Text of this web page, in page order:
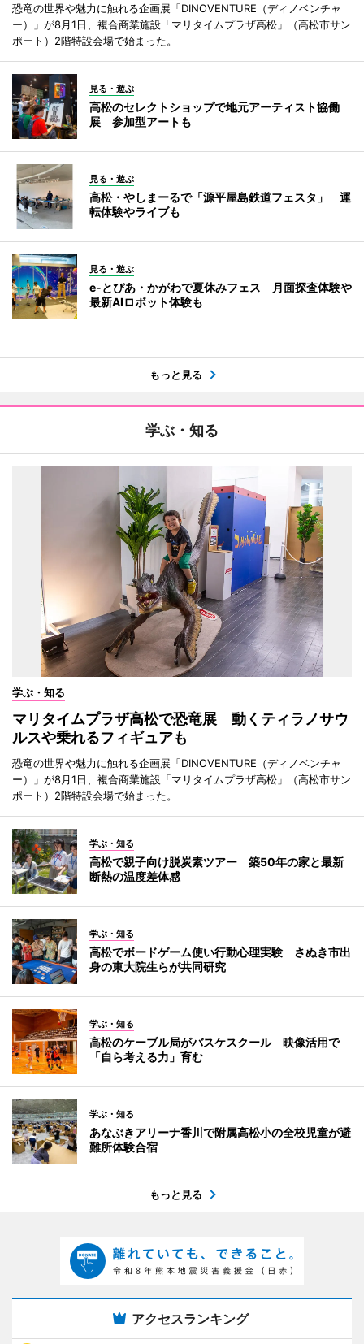
恐竜の世界や魅力に触れる企画展「DINOVENTURE（ディノベンチャ
ー）」が8月1日、複合商業施設「マリタイムプラザ高松」（高松市サン
ポート）2階特設会場で始まった。
見る・遊ぶ
高松のセレクトショップで地元アーティスト協働
展 参加型アートも
見る・遊ぶ
高松・やしまーるで「源平屋島鉄道フェスタ」 運
転体験やライブも
見る・遊ぶ
e-とぴあ・かがわで夏休みフェス 月面探査体験や
最新AIロボット体験も
もっと見る
学ぶ・知る
学ぶ・知る
マリタイムプラザ高松で恐竜展 動くティラノサウ
ルスや乗れるフィギュアも
恐竜の世界や魅力に触れる企画展「DINOVENTURE（ディノベンチャ
ー）」が8月1日、複合商業施設「マリタイムプラザ高松」（高松市サン
ポート）2階特設会場で始まった。
学ぶ・知る
高松で親子向け脱炭素ツアー 築50年の家と最新
断熱の温度差体感
学ぶ・知る
高松でボードゲーム使い行動心理実験 さぬき市出
身の東大院生らが共同研究
学ぶ・知る
高松のケーブル局がバスケスクール 映像活用で
「自ら考える力」育む
学ぶ・知る
あなぶきアリーナ香川で附属高松小の全校児童が避
難所体験合宿
もっと見る
アクセスランキング